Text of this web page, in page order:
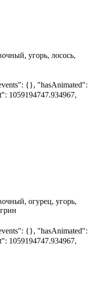
угорь, лосось,
{}, "hasAnimated":
1059194747.934967,
огурец, угорь,
{}, "hasAnimated":
1059194747.934967,